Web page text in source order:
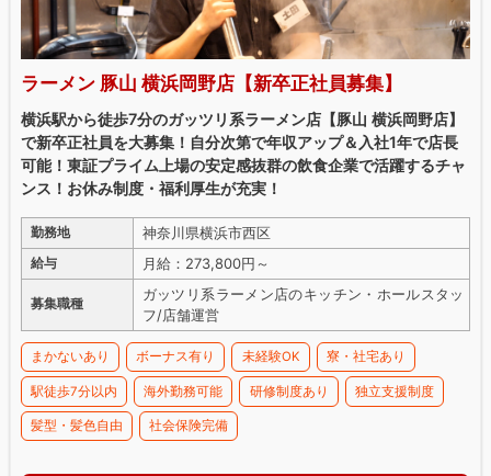
ラーメン 豚山 横浜岡野店【新卒正社員募集】
横浜駅から徒歩7分のガッツリ系ラーメン店【豚山 横浜岡野店】
で新卒正社員を大募集！自分次第で年収アップ＆入社1年で店長
可能！東証プライム上場の安定感抜群の飲食企業で活躍するチャ
ンス！お休み制度・福利厚生が充実！
勤務地 神奈川県横浜市西区
給与 月給：273,800円～
募集職種
ガッツリ系ラーメン店のキッチン・ホールスタッ
フ/店舗運営
まかないあり ボーナス有り 未経験OK 寮・社宅あり
駅徒歩7分以内 海外勤務可能 研修制度あり 独立支援制度
髪型・髪色自由 社会保険完備